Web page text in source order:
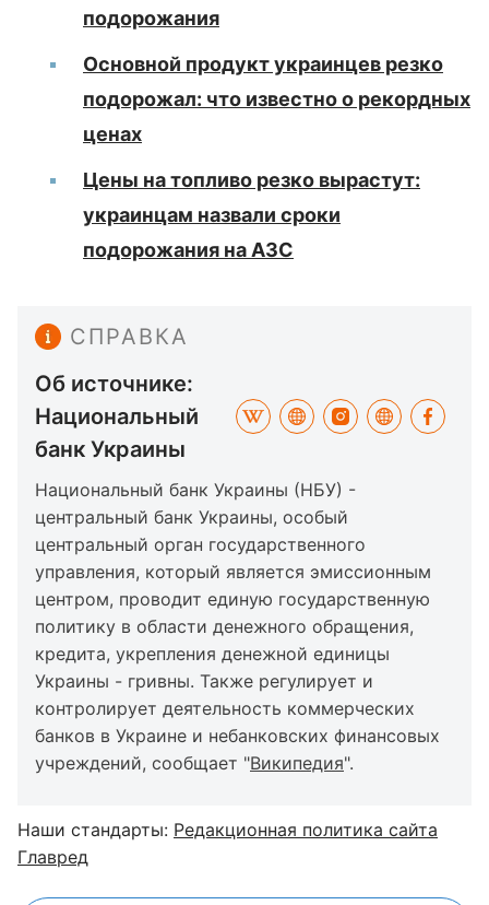
подорожания
Основной продукт украинцев резко
подорожал: что известно о рекордных
ценах
Цены на топливо резко вырастут:
украинцам назвали сроки
подорожания на АЗС
СПРАВКА
Об источнике:
Национальный
банк Украины
Национальный банк Украины (НБУ) -
центральный банк Украины, особый
центральный орган государственного
управления, который является эмиссионным
центром, проводит единую государственную
политику в области денежного обращения,
кредита, укрепления денежной единицы
Украины - гривны. Также регулирует и
контролирует деятельность коммерческих
банков в Украине и небанковских финансовых
учреждений, сообщает "Википедия".
Наши стандарты: Редакционная политика сайта
Главред